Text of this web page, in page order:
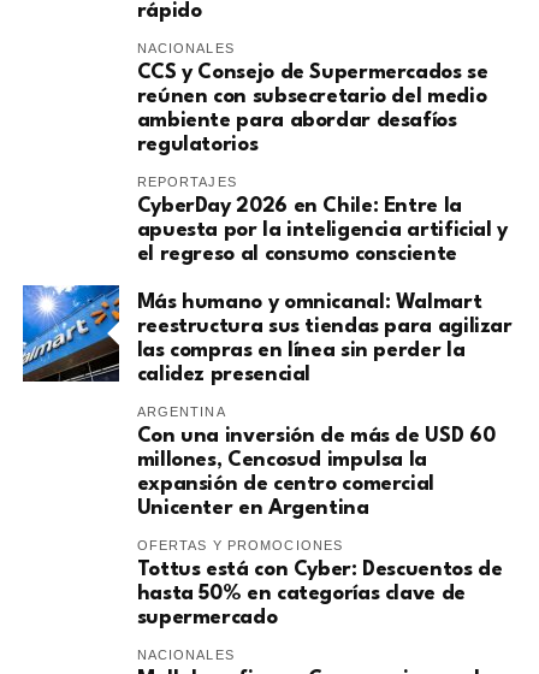
rápido
NACIONALES
CCS y Consejo de Supermercados se
reúnen con subsecretario del medio
ambiente para abordar desafíos
regulatorios
REPORTAJES
CyberDay 2026 en Chile: Entre la
apuesta por la inteligencia artificial y
el regreso al consumo consciente
Más humano y omnicanal: Walmart
reestructura sus tiendas para agilizar
las compras en línea sin perder la
calidez presencial
ARGENTINA
Con una inversión de más de USD 60
millones, Cencosud impulsa la
expansión de centro comercial
Unicenter en Argentina
OFERTAS Y PROMOCIONES
Tottus está con Cyber: Descuentos de
hasta 50% en categorías clave de
supermercado
NACIONALES